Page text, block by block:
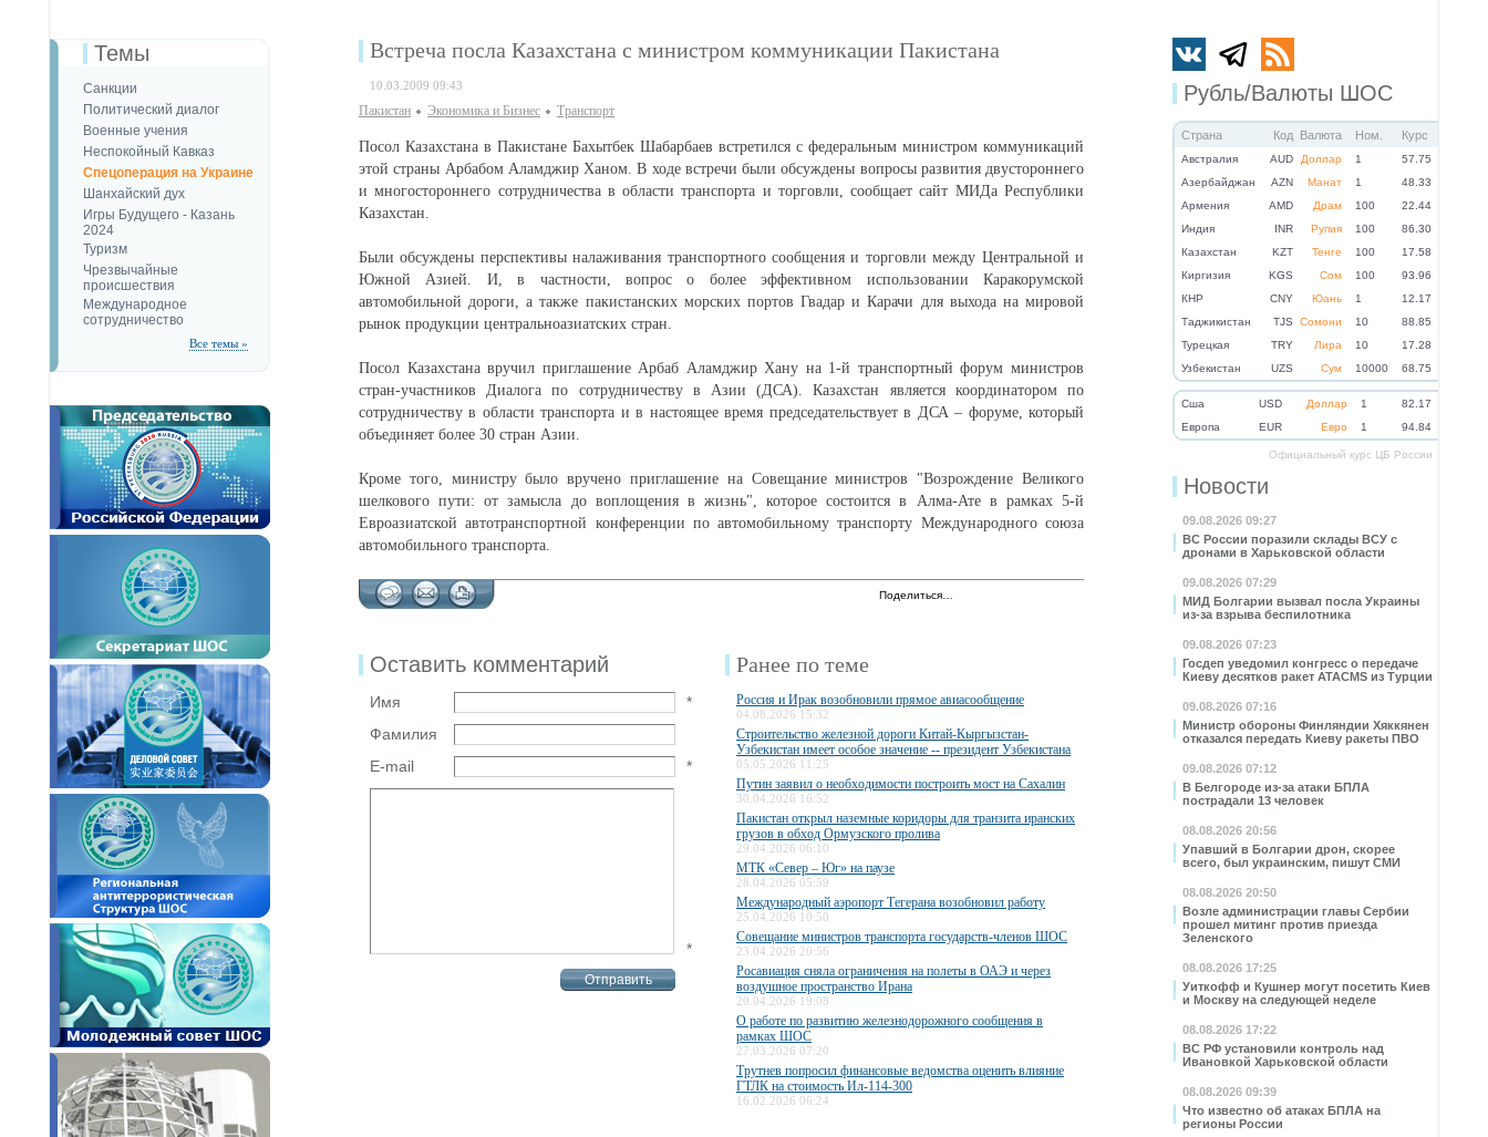
Рубль/Валюты ШОС
Страна Код Валюта Ном. Курс
Австралия AUD Доллар 1
57.75
Азербайджан
AZN Манат 1
48.33
Армения
AMD Драм 100
22.44
Индия
INR Рупия 100
86.30
Казахстан
KZT Тенге 100
17.58
Киргизия
KGS Сом 100
93.96
КНР
CNY Юань 1
12.17
Таджикистан
TJS Сомони 10
88.85
Турецкая
TRY Лира 10
17.28
Узбекистан
UZS Сум 10000 68.75
Cша USD Доллар 1
82.17
Eвропа
EUR Евро 1 94.84
Официальный курс ЦБ России
Новости
09.08.2026 09:27
ВС России поразили склады ВСУ с
дронами в Харьковской области
09.08.2026 07:29
МИД Болгарии вызвал посла Украины
из-за взрыва беспилотника
09.08.2026 07:23
Госдеп уведомил конгресс о передаче
Киеву десятков ракет ATACMS из Турции
09.08.2026 07:16
Министр обороны Финляндии Хяккянен
отказался передать Киеву ракеты ПВО
09.08.2026 07:12
В Белгороде из-за атаки БПЛА
пострадали 13 человек
08.08.2026 20:56
Упавший в Болгарии дрон, скорее
всего, был украинским, пишут СМИ
08.08.2026 20:50
Возле администрации главы Сербии
прошел митинг против приезда
Зеленского
08.08.2026 17:25
Уиткофф и Кушнер могут посетить Киев
и Москву на следующей неделе
08.08.2026 17:22
ВС РФ установили контроль над
Ивановкой Харьковской области
08.08.2026 09:39
Что известно об атаках БПЛА на
регионы России
Темы
Санкции
Политический диалог
Военные учения
Неспокойный Кавказ
Спецоперация на Украине
Шанхайский дух
Игры Будущего - Казань
2024
Туризм
Чрезвычайные
происшествия
Международное
сотрудничество
Все темы »
Встреча посла Казахстана с министром коммуникации Пакистана
10.03.2009 09:43
Пакистан Экономика и Бизнес Транспорт
Посол Казахстана в Пакистане Бахытбек Шабарбаев встретился с федеральным министром коммуникаций
этой страны Арбабом Аламджир Ханом. В ходе встречи были обсуждены вопросы развития двустороннего
и многостороннего сотрудничества в области транспорта и торговли, сообщает сайт МИДа Республики
Казахстан.
Были обсуждены перспективы налаживания транспортного сообщения и торговли между Центральной и
Южной Азией. И, в частности, вопрос о более эффективном использовании Каракорумской
автомобильной дороги, а также пакистанских морских портов Гвадар и Карачи для выхода на мировой
рынок продукции центральноазиатских стран.
Посол Казахстана вручил приглашение Арбаб Аламджир Хану на 1-й транспортный форум министров
стран-участников Диалога по сотрудничеству в Азии (ДСА). Казахстан является координатором по
сотрудничеству в области транспорта и в настоящее время председательствует в ДСА – форуме, который
объединяет более 30 стран Азии.
Кроме того, министру было вручено приглашение на Совещание министров "Возрождение Великого
шелкового пути: от замысла до воплощения в жизнь", которое состоится в Алма-Ате в рамках 5-й
Евроазиатской автотранспортной конференции по автомобильному транспорту Международного союза
автомобильного транспорта.
Поделиться…
Оставить комментарий
Имя
*
Фамилия
E-mail
*
*
Ранее по теме
Россия и Ирак возобновили прямое авиасообщение
04.08.2026 15:32
Строительство железной дороги Китай-Кыргызстан-
Узбекистан имеет особое значение -- президент Узбекистана
05.05.2026 11:25
Путин заявил о необходимости построить мост на Сахалин
30.04.2026 16:52
Пакистан открыл наземные коридоры для транзита иранских
грузов в обход Ормузского пролива
29.04.2026 06:10
МТК «Север – Юг» на паузе
28.04.2026 05:59
Международный аэропорт Тегерана возобновил работу
25.04.2026 10:50
Совещание министров транспорта государств-членов ШОС
23.04.2026 20:56
Росавиация сняла ограничения на полеты в ОАЭ и через
воздушное пространство Ирана
20.04.2026 19:08
О работе по развитию железнодорожного сообщения в
рамках ШОС
27.03.2026 07:20
Трутнев попросил финансовые ведомства оценить влияние
ГТЛК на стоимость Ил-114-300
16.02.2026 06:24